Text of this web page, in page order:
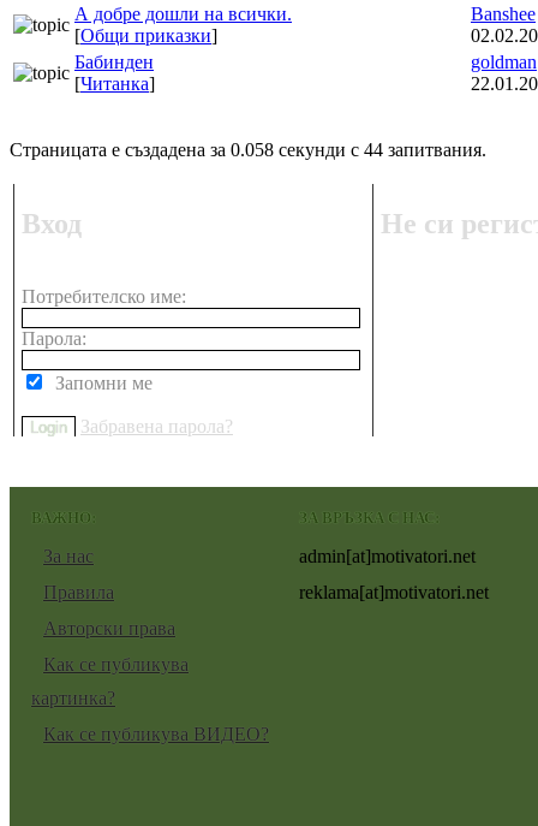
А добре дошли на всички.
[Общи приказки]
Banshee
Бабинден
[Читанка]
goldman
Страницата е създадена за 0.058 секунди с 44 запитвания.
Вход
Потребителско име:
Парола:
Запомни ме
Забравена парола?
Не си
ВАЖНО:
За нас
Правила
Авторски права
Как се публикува
картинка?
Как се публикува ВИДЕО?
ЗА ВРЪЗКА С НАС:
admin[at]motivatori.net
reklama[at]motivatori.net